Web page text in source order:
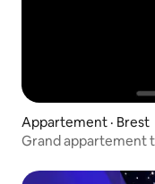
Appartement · Brest
Grand appartement